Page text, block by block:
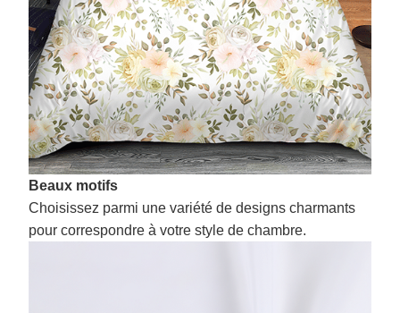
Beaux motifs
Choisissez parmi une variété de designs charmants
pour correspondre à votre style de chambre.